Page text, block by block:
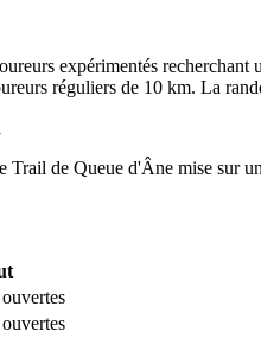
expérimentés
réguliers de 10 km. La
Trail de Queue d'Âne mise sur